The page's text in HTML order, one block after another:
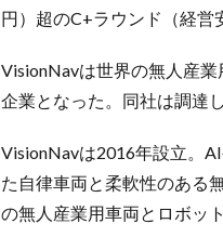
円）超のC+ラウンド（経営
VisionNavは世界の無人産
企業となった。同社は調達
VisionNavは2016年設立。
た自律車両と柔軟性のある
の無人産業用車両とロボッ